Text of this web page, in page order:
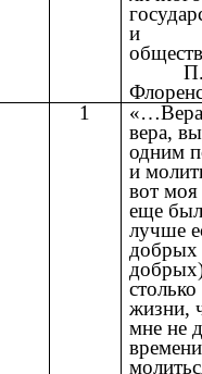
и
1
«…Вера
вера,
одним
и
вот
еще
лучше
добрых
жизни,
мне не
времени